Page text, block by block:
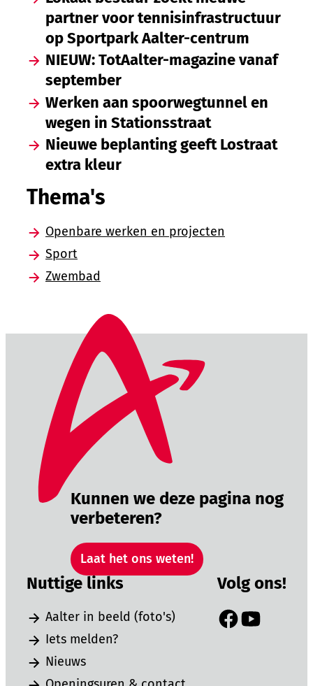
partner voor tennisinfrastructuur
op Sportpark Aalter-centrum
NIEUW: TotAalter-magazine vanaf
september
Werken aan spoorwegtunnel en
wegen in Stationsstraat
Nieuwe beplanting geeft Lostraat
extra kleur
Thema's
Openbare werken en projecten
Sport
Zwembad
Kunnen we deze pagina nog
verbeteren?
Laat het ons weten!
Nuttige links
Aalter in beeld (foto's)
Iets melden?
Nieuws
Volg ons!
Facebook
YouTube